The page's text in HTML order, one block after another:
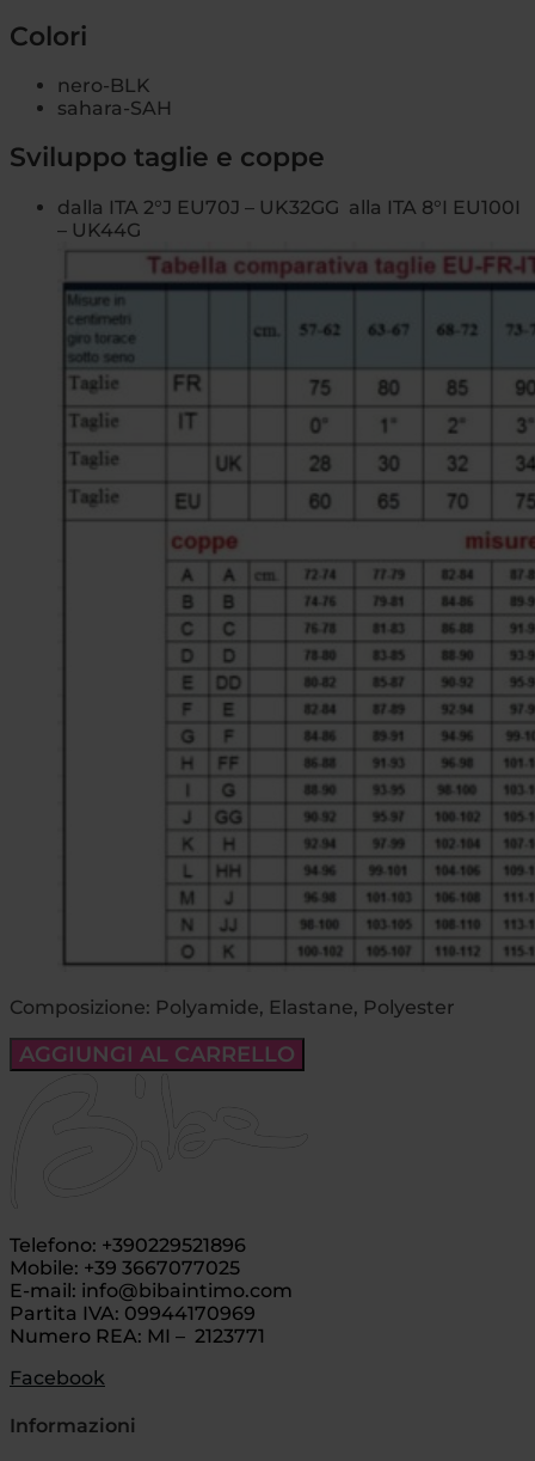
Colori
nero-BLK
sahara-SAH
Sviluppo taglie e coppe
dalla ITA 2°J EU70J – UK32GG alla ITA 8°I EU100I
– UK44G
Composizione: Polyamide, Elastane, Polyester
AGGIUNGI AL CARRELLO
Telefono: +390229521896
Mobile: +39 3667077025
E-mail: info@bibaintimo.com
Partita IVA: 09944170969
Numero REA: MI – 2123771
Facebook
Informazioni